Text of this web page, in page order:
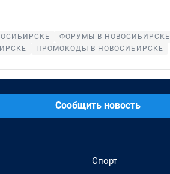
ФОРУМЫ В НОВОСИБИРСКЕ
ПРОМОКОДЫ В НОВОСИБИРСКЕ
Сообщить новость
Спорт